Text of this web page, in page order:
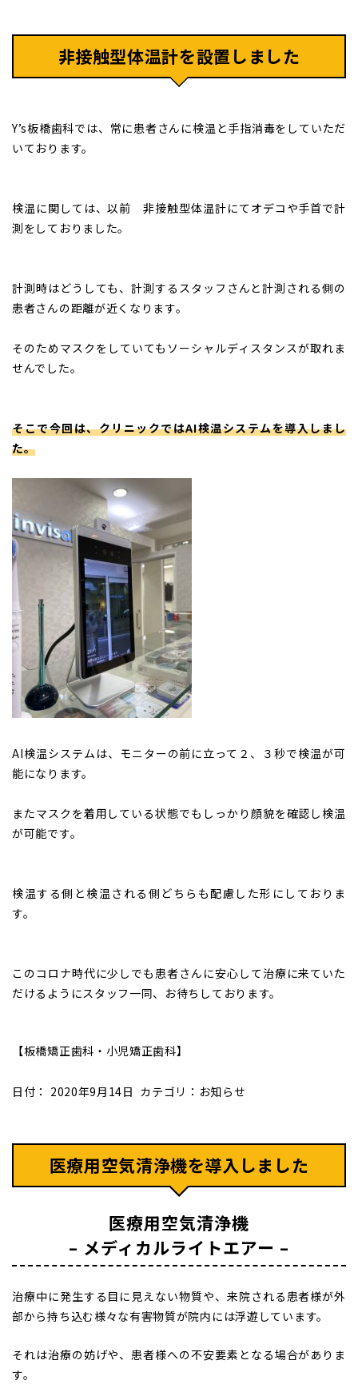
非接触型体温計を設置しました
Y’s板橋歯科では、常に患者さんに検温と手指消毒をしていただ
いております。
検温に関しては、以前 非接触型体温計にてオデコや手首で計
測をしておりました。
計測時はどうしても、計測するスタッフさんと計測される側の
患者さんの距離が近くなります。
そのためマスクをしていてもソーシャルディスタンスが取れま
せんでした。
そこで今回は、クリニックではAI検温システムを導入しまし
た。
AI検温システムは、モニターの前に立って２、３秒で検温が可
能になります。
またマスクを着用している状態でもしっかり顔貌を確認し検温
が可能です。
検温する側と検温される側どちらも配慮した形にしておりま
す。
このコロナ時代に少しでも患者さんに安心して治療に来ていた
だけるようにスタッフ一同、お待ちしております。
【板橋矯正歯科・小児矯正歯科】
日付： 2020年9月14日 カテゴリ： お知らせ
医療用空気清浄機を導入しました
医療用空気清浄機
– メディカルライトエアー –
治療中に発生する目に見えない物質や、来院される患者様が外
部から持ち込む様々な有害物質が院内には浮遊しています。
それは治療の妨げや、患者様への不安要素となる場合がありま
す。